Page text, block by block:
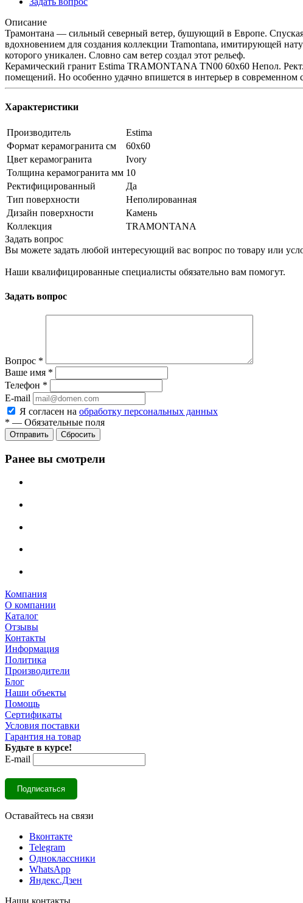
Описание
Трамонтана — сильный северный ветер, бушующий в Европе.
вдохновением для создания коллекции Tramontana, имитирующей
которого уникален. Словно сам ветер создал этот рельеф.
Керамический гранит Estima TRAMONTANA TN00 60x60 Непол.
помещений. Но особенно удачно впишется в интерьер в современном
Характеристики
Производитель
Estima
Формат керамогранита см
60х60
Цвет керамогранита
Ivory
Толщина керамогранита мм 10
Ректифицированный
Да
Тип поверхности
Неполированная
Дизайн поверхности
Камень
Коллекция
TRAMONTANA
Задать вопрос
Вы можете задать любой интересующий вас вопрос по товару или
Наши квалифицированные специалисты обязательно вам помогут.
Задать вопрос
Вопрос *
Ваше имя *
Телефон *
E-mail
Я согласен на обработку персональных данных
* — Обязательные поля
Сбросить
Ранее вы смотрели
Компания
О компании
Каталог
Отзывы
Контакты
Информация
Политика
Производители
Блог
Наши объекты
Помощь
Сертификаты
Условия поставки
Гарантия на товар
Будьте в курсе!
E-mail
Оставайтесь на связи
Вконтакте
Telegram
Одноклассники
WhatsApp
Яндекс.Дзен
Наши контакты